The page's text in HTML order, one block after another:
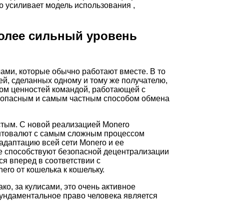
модель использования ,
сильный уровень
которые обычно работают вместе. В то
сделанных одному и тому же получателю,
ценностей командой, работающей с
и самым частным способом обмена
С новой реализацией Monero
с самым сложным процессом
всей сети Monero и ее
безопасной децентрализации
вперед в соответствии с
от кошелька к кошельку.
за кулисами, это очень активное
право человека является